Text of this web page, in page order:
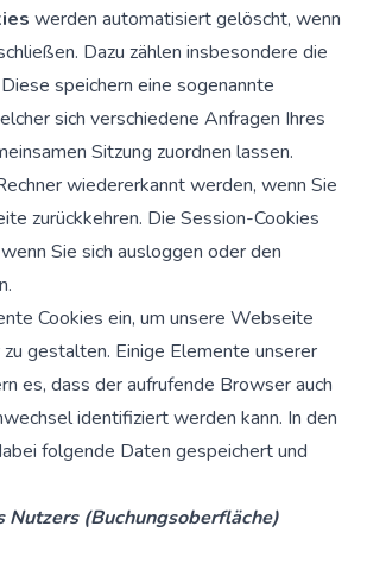
werden automatisiert gelöscht, wenn
Dazu zählen insbesondere die
speichern eine sogenannte
sich verschiedene Anfragen Ihres
Sitzung zuordnen lassen.
wiedererkannt werden, wenn Sie
zurückkehren. Die Session-Cookies
Sie sich ausloggen oder den
Cookies ein, um unsere Webseite
gestalten. Einige Elemente unserer
es, dass der aufrufende Browser auch
identifiziert werden kann. In den
folgende Daten gespeichert und
Nutzers (Buchungsoberfläche)